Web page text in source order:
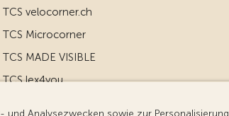
TCS velocorner.ch
TCS Microcorner
TCS MADE VISIBLE
TCS lex4you